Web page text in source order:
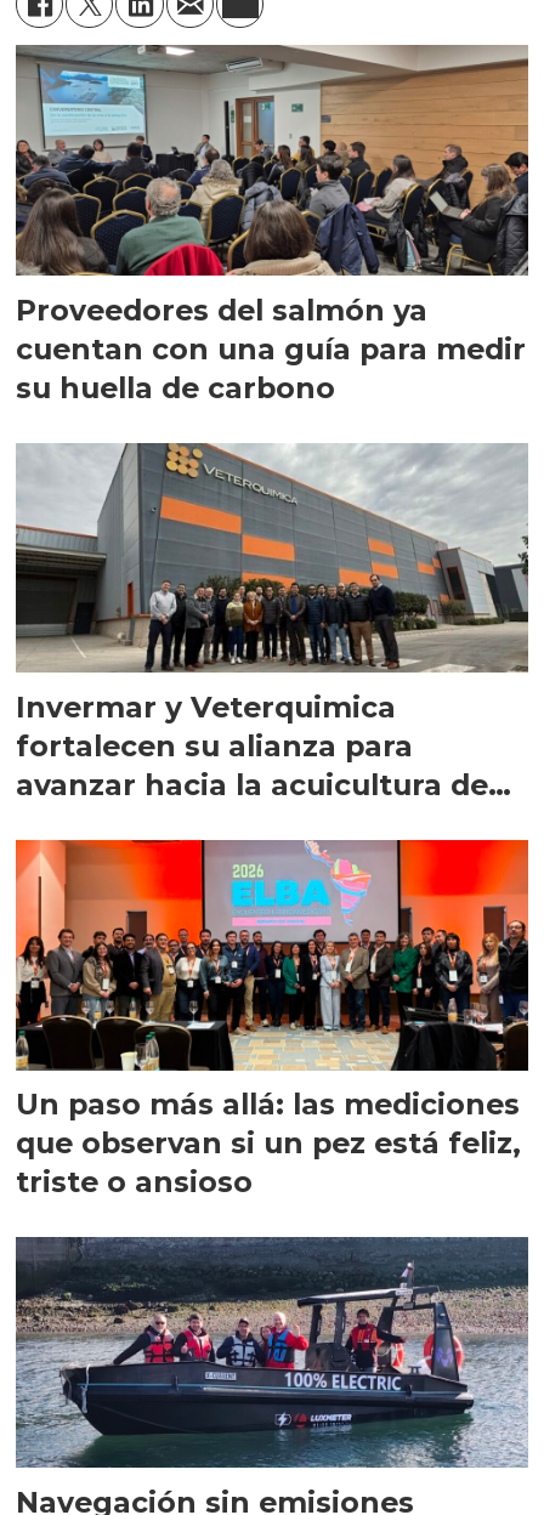
Proveedores del salmón ya
cuentan con una guía para medir
su huella de carbono
Invermar y Veterquimica
fortalecen su alianza para
avanzar hacia la acuicultura de
Un paso más allá: las mediciones
que observan si un pez está feliz,
triste o ansioso
Navegación sin emisiones